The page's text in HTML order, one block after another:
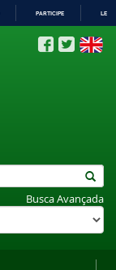
PARTICIPE
Busca Avançada